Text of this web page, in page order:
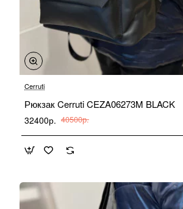
-20%
Cerruti
Рюкзак Cerruti CEZA06273M BLACK
32400р. 40500р.